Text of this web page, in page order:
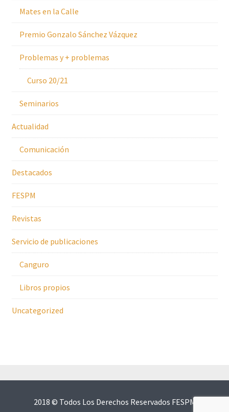
Mates en la Calle
Premio Gonzalo Sánchez Vázquez
Problemas y + problemas
Curso 20/21
Seminarios
Actualidad
Comunicación
Destacados
FESPM
Revistas
Servicio de publicaciones
Canguro
Libros propios
Uncategorized
2018 © Todos Los Derechos Reservados FESPM